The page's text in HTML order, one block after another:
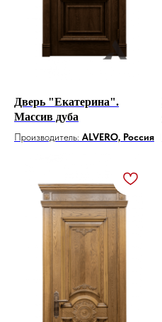
Дверь "Екатерина".
Массив дуба
Производитель: ALVERO, Россия